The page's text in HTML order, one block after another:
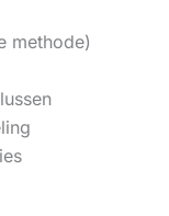
methode)